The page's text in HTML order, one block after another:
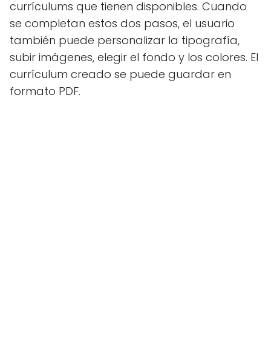
currículums que tienen disponibles. Cuando
se completan estos dos pasos, el usuario
también puede personalizar la tipografía,
subir imágenes, elegir el fondo y los colores. El
currículum creado se puede guardar en
formato PDF.